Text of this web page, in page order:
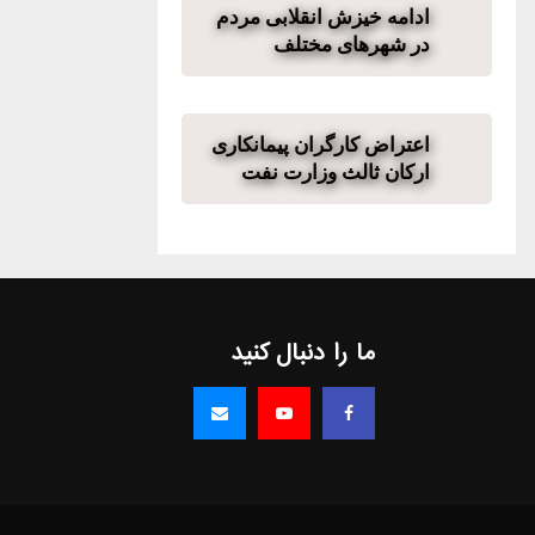
ادامه خیزش انقلابی مردم
در شهرهای مختلف
اعتراض کارگران پیمانکاری
ارکان ثالث وزارت نفت
ما را دنبال کنید